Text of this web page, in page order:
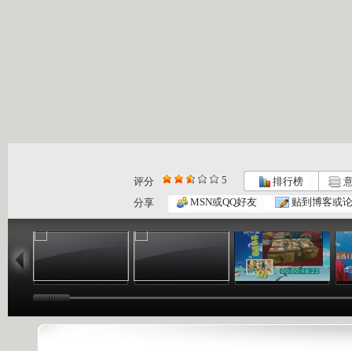
评分 5 排行榜
分享
MSN或QQ好友 贴到博客或
06:17
银河剧场 ...
04:37
银河剧场 ...
06:26